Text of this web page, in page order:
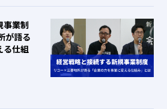
事業制
が語る
る仕組